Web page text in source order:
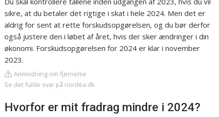
sikre, at du betaler det rigtige i skat i hele 2024. Men det er
aldrig for sent at rette forskudsopgørelsen, og du bør derfor
også justere den i løbet af året, hvis der sker ændringer i din
økonomi. Forskudsopgørelsen for 2024 er klar i november
2023.
Anmodning om fjernelse
Se det fulde svar på nordea.dk
Hvorfor er mit fradrag mindre i 2024?